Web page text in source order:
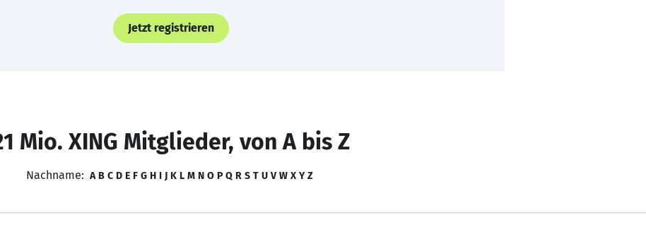
Jetzt registrieren
Mio. XING Mitglieder, von A bis Z
Nachname: A B C D E F G H I J K L M N O P Q R S T U V W X Y Z